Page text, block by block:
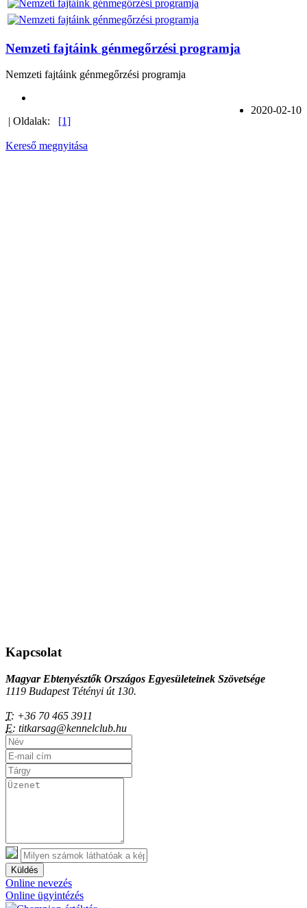
Nemzeti fajtáink génmegőrzési programja
Nemzeti fajtáink génmegőrzési programja
2020-02-10
| Oldalak: [1]
Kereső megnyitása
Kapcsolat
Magyar Ebtenyésztők Országos Egyesületeinek Szövetsége
1119 Budapest Tétényi út 130.
T: +36 70 465 3911
E: titkarsag@kennelclub.hu
Küldés
Online nevezés
Online ügyintézés